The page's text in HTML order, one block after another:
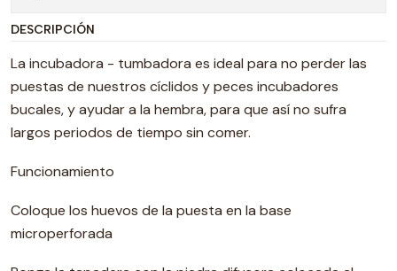
DESCRIPCIÓN
La incubadora - tumbadora es ideal para no perder las
puestas de nuestros cíclidos y peces incubadores
bucales, y ayudar a la hembra, para que así no sufra
largos periodos de tiempo sin comer.
Funcionamiento
Coloque los huevos de la puesta en la base
microperforada